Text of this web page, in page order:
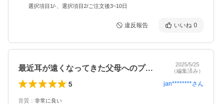
選択項目1/-、選択項目2/ご注文後3~10日
違反報告 いいね 0
最近耳が遠くなってきた父母へのプレゼン…
2025/5/25
（編集済み）
5 jan********さん
音質 ： 非常に良い